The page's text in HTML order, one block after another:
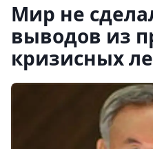
Мир не
выводов из
кризисных